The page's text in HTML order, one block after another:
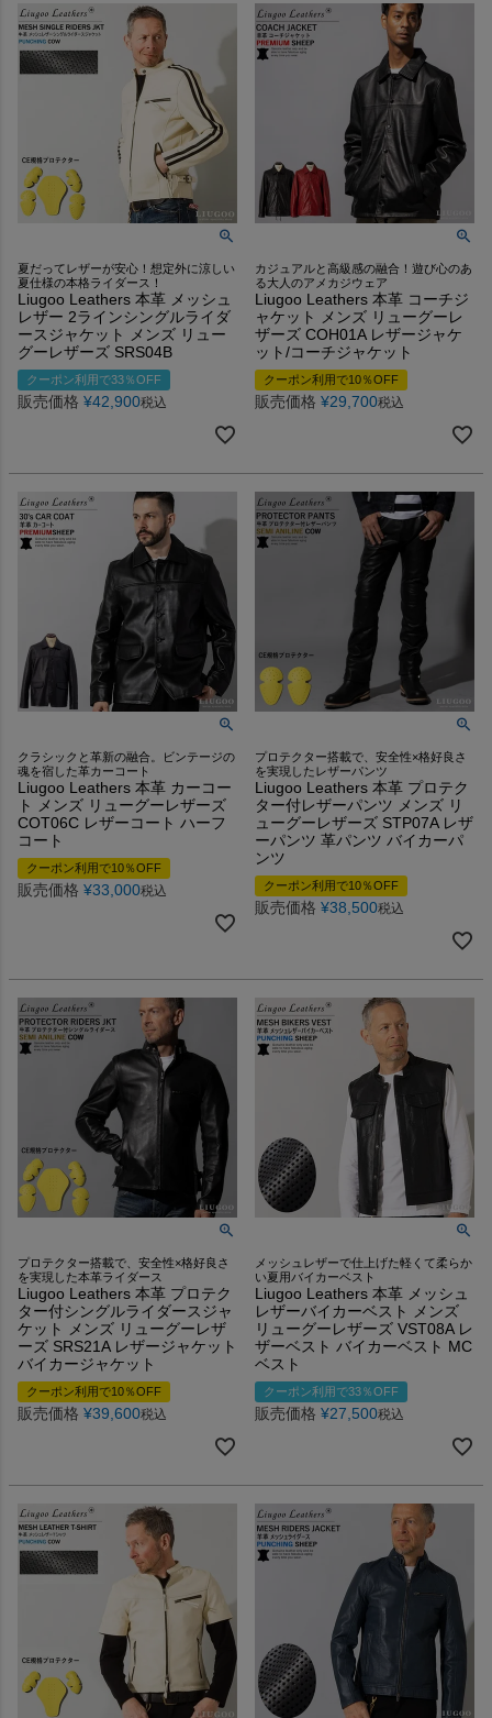
夏だってレザーが安心！想定外に涼しい
夏仕様の本格ライダース！
Liugoo Leathers 本革 メッシュ
レザー 2ラインシングルライダ
ースジャケット メンズ リュー
グーレザーズ SRS04B
クーポン利用で33％OFF
販売価格 ¥42,900税込
カジュアルと高級感の融合！遊び心のあ
る大人のアメカジウェア
Liugoo Leathers 本革 コーチジ
ャケット メンズ リューグーレ
ザーズ COH01A レザージャケ
ット/コーチジャケット
クーポン利用で10％OFF
販売価格 ¥29,700税込
クラシックと革新の融合。ビンテージの
魂を宿した革カーコート
Liugoo Leathers 本革 カーコー
ト メンズ リューグーレザーズ
COT06C レザーコート ハーフ
コート
クーポン利用で10％OFF
販売価格 ¥33,000税込
プロテクター搭載で、安全性×格好良さ
を実現したレザーパンツ
Liugoo Leathers 本革 プロテク
ター付レザーパンツ メンズ リ
ューグーレザーズ STP07A レザ
ーパンツ 革パンツ バイカーパ
ンツ
クーポン利用で10％OFF
販売価格 ¥38,500税込
プロテクター搭載で、安全性×格好良さ
を実現した本革ライダース
Liugoo Leathers 本革 プロテク
ター付シングルライダースジャ
ケット メンズ リューグーレザ
ーズ SRS21A レザージャケット
バイカージャケット
クーポン利用で10％OFF
販売価格 ¥39,600税込
メッシュレザーで仕上げた軽くて柔らか
い夏用バイカーベスト
Liugoo Leathers 本革 メッシュ
レザーバイカーベスト メンズ
リューグーレザーズ VST08A レ
ザーベスト バイカーベスト MC
ベスト
クーポン利用で33％OFF
販売価格 ¥27,500税込